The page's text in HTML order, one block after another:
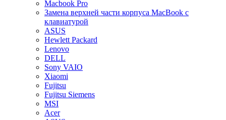
Macbook Pro
Замена верхней части корпуса MacBook с
клавиатурой
ASUS
Hewlett Packard
Lenovo
DELL
Sony VAIO
Xiaomi
Fujitsu
Fujitsu Siemens
MSI
Acer